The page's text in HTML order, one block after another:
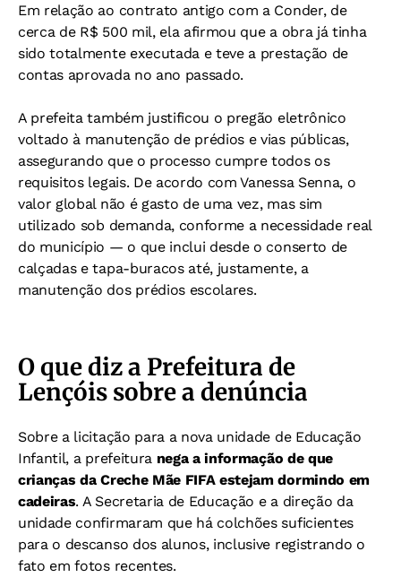
Em relação ao contrato antigo com a Conder, de
cerca de R$ 500 mil, ela afirmou que a obra já tinha
sido totalmente executada e teve a prestação de
contas aprovada no ano passado.
A prefeita também justificou o pregão eletrônico
voltado à manutenção de prédios e vias públicas,
assegurando que o processo cumpre todos os
requisitos legais. De acordo com Vanessa Senna, o
valor global não é gasto de uma vez, mas sim
utilizado sob demanda, conforme a necessidade real
do município — o que inclui desde o conserto de
calçadas e tapa-buracos até, justamente, a
manutenção dos prédios escolares.
O que diz a Prefeitura de
Lençóis sobre a denúncia
Sobre a licitação para a nova unidade de Educação
Infantil, a prefeitura nega a informação de que
crianças da Creche Mãe FIFA estejam dormindo em
cadeiras. A Secretaria de Educação e a direção da
unidade confirmaram que há colchões suficientes
para o descanso dos alunos, inclusive registrando o
fato em fotos recentes.